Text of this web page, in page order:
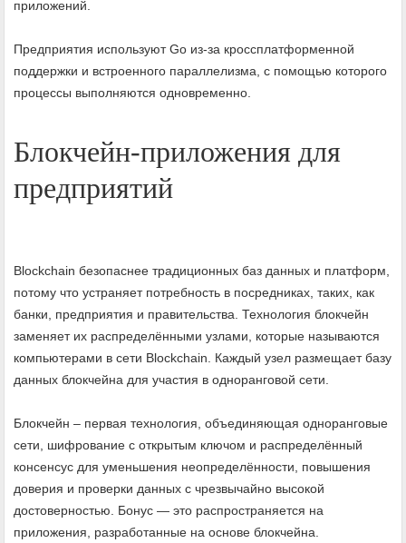
приложений.
Предприятия используют Go из-за кроссплатформенной
поддержки и встроенного параллелизма, с помощью которого
процессы выполняются одновременно.
Блокчейн-приложения для
предприятий
Blockchain безопаснее традиционных баз данных и платформ,
потому что устраняет потребность в посредниках, таких, как
банки, предприятия и правительства. Технология блокчейн
заменяет их распределёнными узлами, которые называются
компьютерами в сети Blockchain. Каждый узел размещает базу
данных блокчейна для участия в одноранговой сети.
Блокчейн – первая технология, объединяющая одноранговые
сети, шифрование с открытым ключом и распределённый
консенсус для уменьшения неопределённости, повышения
доверия и проверки данных с чрезвычайно высокой
достоверностью. Бонус — это распространяется на
приложения, разработанные на основе блокчейна.